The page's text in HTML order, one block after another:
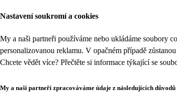
Nastavení soukromí a cookies
My a naši partneři používáme nebo ukládáme soubory
personalizovanou reklamu. V opačném případě
Chcete vědět více? Přečtěte si informace týkající se
My a naši partneři zpracováváme údaje z následujících důvodů